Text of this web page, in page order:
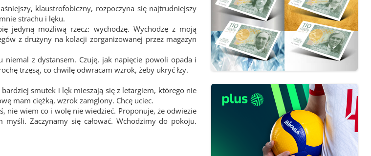
klaustrofobiczny, rozpoczyna się najtrudniejszy
strachu i lęku.
jedyną możliwą rzecz: wychodzę. Wychodzę z moją
z drużyny na kolacji zorganizowanej przez magazyn
niemal z dystansem. Czuję, jak napięcie powoli opada i
trzęsą, co chwilę odwracam wzrok, żeby ukryć łzy.
smutek i lęk mieszają się z letargiem, którego nie
mam ciężką, wzrok zamglony. Chcę uciec.
nie wiem co i wolę nie wiedzieć. Proponuje, że odwiezie
Zaczynamy się całować. Wchodzimy do pokoju.